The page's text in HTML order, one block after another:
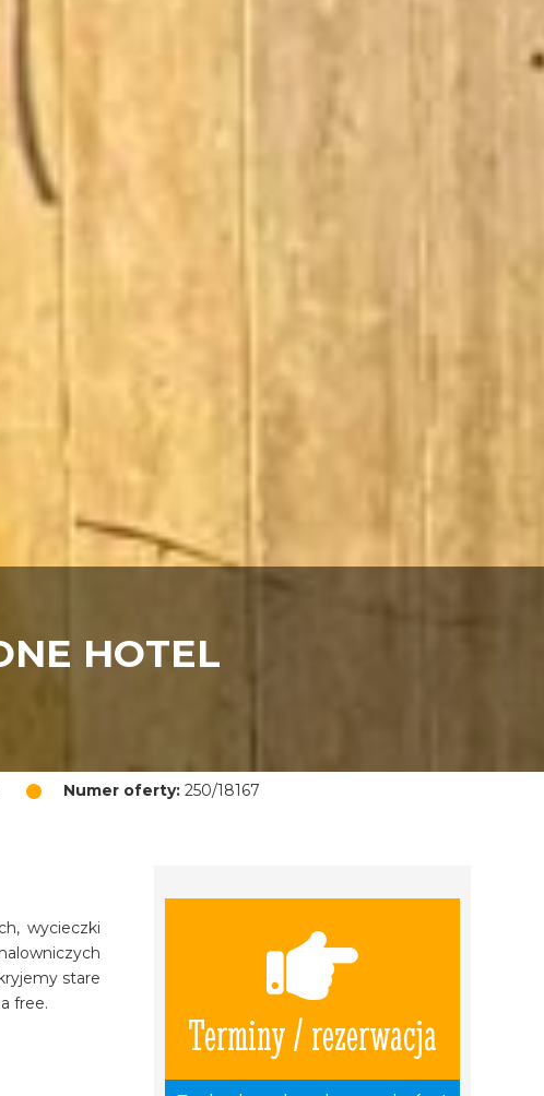
HOTEL
Numer oferty:250/18167
Terminy / rezerwacja
wycieczki
stare
free.